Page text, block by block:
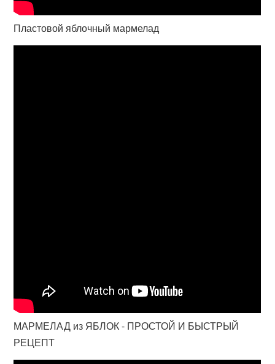
Пластовой яблочный мармелад
МАРМЕЛАД из ЯБЛОК - ПРОСТОЙ И БЫСТРЫЙ
РЕЦЕПТ